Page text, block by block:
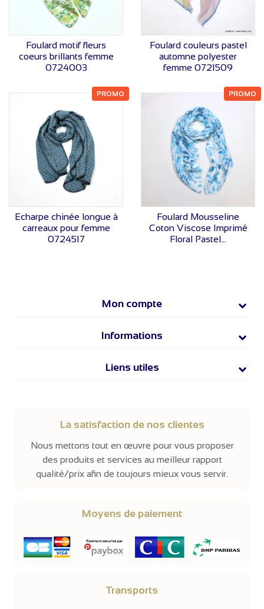
VOIR LE PRIX
Foulard motif fleurs
coeurs brillants femme
0724003
VOIR LE PRIX
Foulard couleurs pastel
automne polyester
femme 0721509
VOIR LE PRIX
Echarpe chinée longue à
carreaux pour femme
0724517
PROMO
VOIR LE PRIX
Foulard Mousseline
Coton Viscose Imprimé
Floral Pastel...
PROMO
Mon compte
Informations
Liens utiles
La satisfaction de nos clientes
Nous mettons tout en œuvre pour vous proposer
des produits et services au meilleur rapport
qualité/prix afin de toujours mieux vous servir.
Moyens de paiement
Transports